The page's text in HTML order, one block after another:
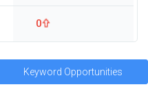
0
Keyword Opportunities